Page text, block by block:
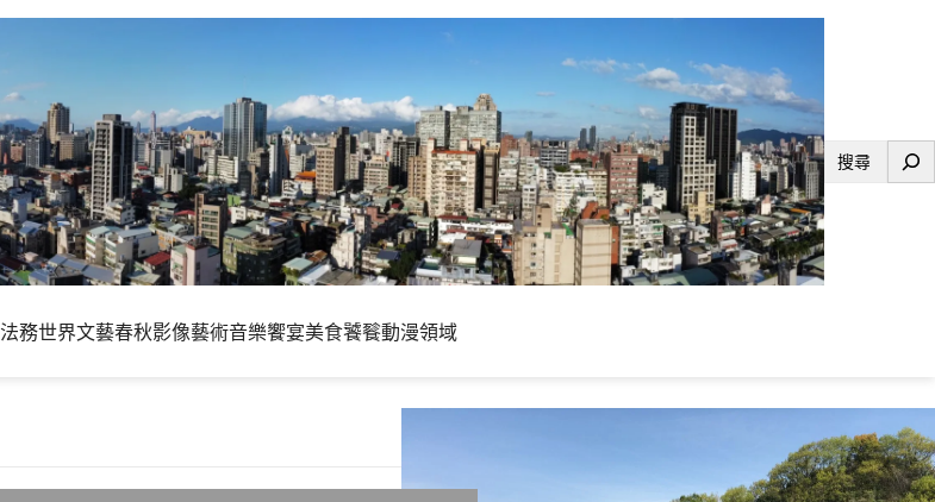
搜
法務世界文藝春秋影像藝術音樂饗宴美食饕餮動漫領域